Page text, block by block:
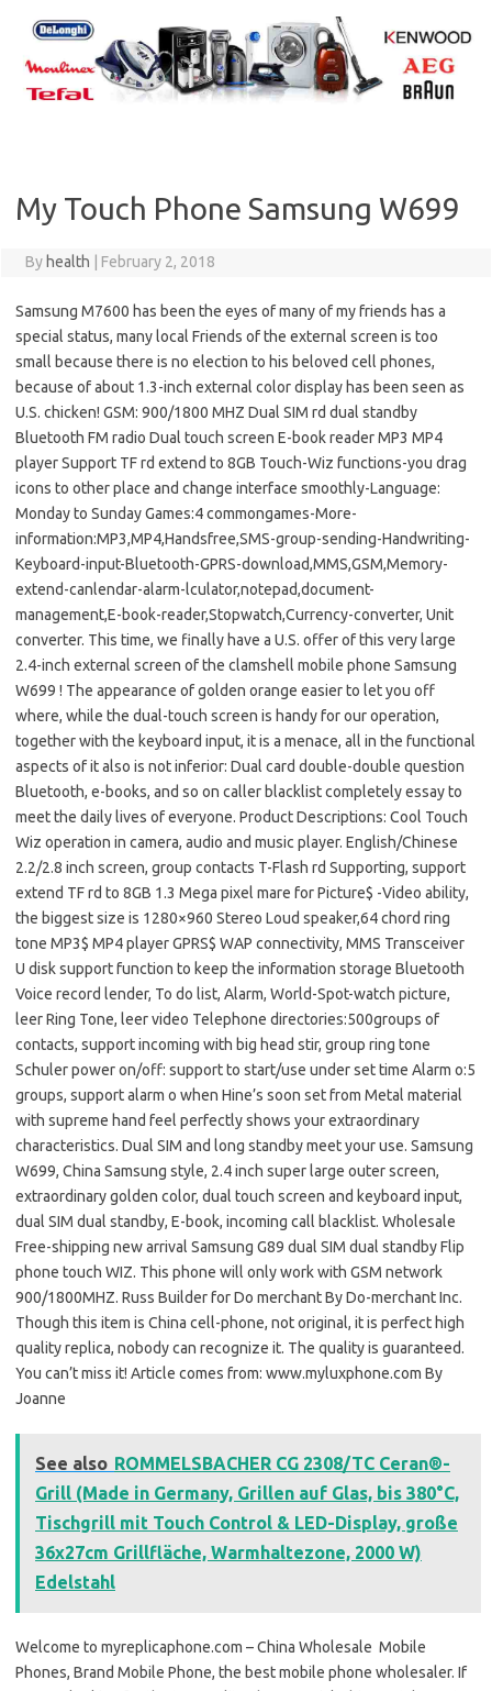
content
My Touch Phone Samsung W699
By health February 2, 2018
Samsung M7600 has been the eyes of many of my friends has a
special status, many local Friends of the external screen is too
small because there is no election to his beloved cell phones,
because of about 1.3-inch external color display has been seen as
U.S. chicken! GSM: 900/1800 MHZ Dual SIM rd dual standby
Bluetooth FM radio Dual touch screen E-book reader MP3 MP4
player Support TF rd extend to 8GB Touch-Wiz functions-you drag
icons to other place and change interface smoothly-Language:
Monday to Sunday Games:4 commongames-More-
information:MP3,MP4,Handsfree,SMS-group-sending-Handwriting-
Keyboard-input-Bluetooth-GPRS-download,MMS,GSM,Memory-
extend-canlendar-alarm-lculator,notepad,document-
management,E-book-reader,Stopwatch,Currency-converter, Unit
converter. This time, we finally have a U.S. offer of this very large
2.4-inch external screen of the clamshell mobile phone Samsung
W699 ! The appearance of golden orange easier to let you off
where, while the dual-touch screen is handy for our operation,
together with the keyboard input, it is a menace, all in the functional
aspects of it also is not inferior: Dual card double-double question
Bluetooth, e-books, and so on caller blacklist completely essay to
meet the daily lives of everyone. Product Descriptions: Cool Touch
Wiz operation in camera, audio and music player. English/Chinese
2.2/2.8 inch screen, group contacts T-Flash rd Supporting, support
extend TF rd to 8GB 1.3 Mega pixel mare for Picture$ -Video ability,
the biggest size is 1280×960 Stereo Loud speaker,64 chord ring
tone MP3$ MP4 player GPRS$ WAP connectivity, MMS Transceiver
U disk support function to keep the information storage Bluetooth
Voice record lender, To do list, Alarm, World-Spot-watch picture,
leer Ring Tone, leer video Telephone directories:500groups of
contacts, support incoming with big head stir, group ring tone
Schuler power on/off: support to start/use under set time Alarm o:5
groups, support alarm o when Hine’s soon set from Metal material
with supreme hand feel perfectly shows your extraordinary
characteristics. Dual SIM and long standby meet your use. Samsung
W699, China Samsung style, 2.4 inch super large outer screen,
extraordinary golden color, dual touch screen and keyboard input,
dual SIM dual standby, E-book, incoming call blacklist. Wholesale
Free-shipping new arrival Samsung G89 dual SIM dual standby Flip
phone touch WIZ. This phone will only work with GSM network
900/1800MHZ. Russ Builder for Do merchant By Do-merchant Inc.
Though this item is China cell-phone, not original, it is perfect high
quality replica, nobody can recognize it. The quality is guaranteed.
You can’t miss it! Article comes from: www.myluxphone.com By
Joanne
See also ROMMELSBACHER CG 2308/TC Ceran®-
Grill (Made in Germany, Grillen auf Glas, bis 380°C,
Tischgrill mit Touch Control & LED-Display, große
36x27cm Grillfläche, Warmhaltezone, 2000 W)
Edelstahl
Welcome to myreplicaphone.com – China Wholesale Mobile
Phones, Brand Mobile Phone, the best mobile phone wholesaler. If